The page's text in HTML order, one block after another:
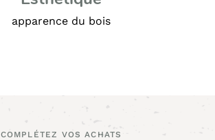
apparence du bois
COMPLÉTEZ VOS ACHATS